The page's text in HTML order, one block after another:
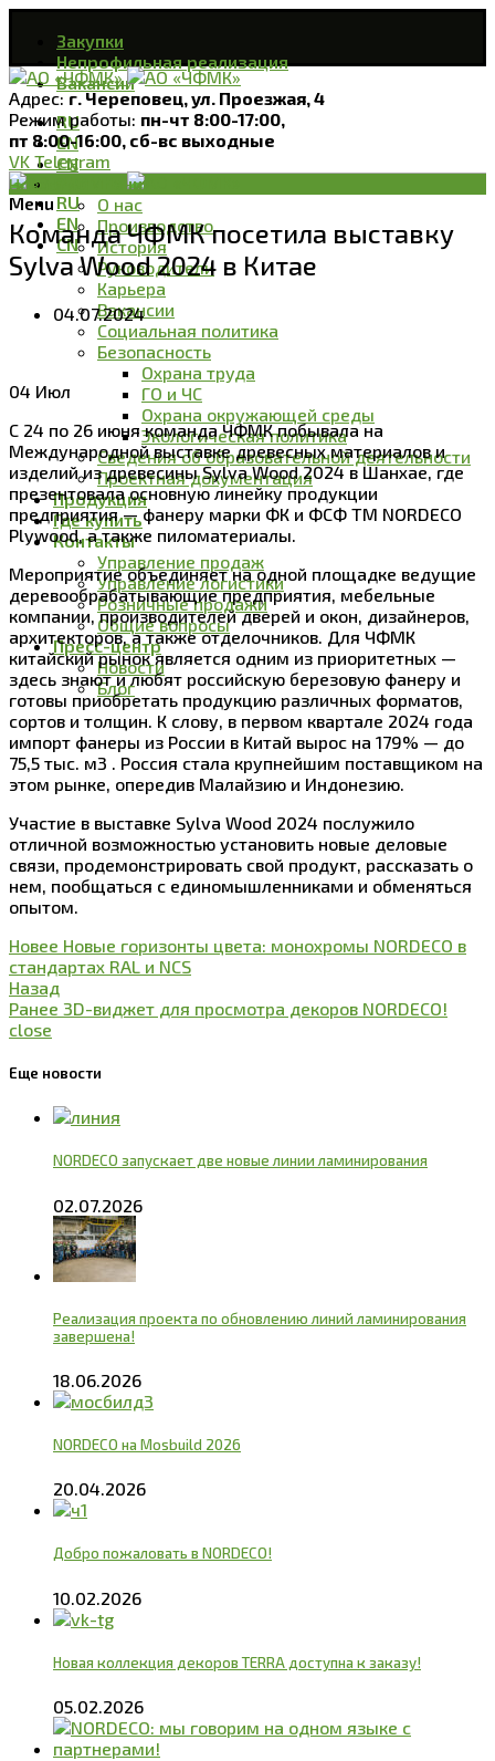
Закупки
Непрофильная реализация
Вакансии
RU
EN
CN
RU
EN
CN
Адрес:г. Череповец, ул. Проезжая, 4
Режим работы: пн-чт 8:00-17:00,
пт 8:00-16:00, сб-вс выходные
VK Telegram
Menu
О компании
О нас
Производство
История
Руководители
Карьера
Вакансии
Социальная политика
Безопасность
Охрана труда
ГО и ЧС
Охрана окружающей среды
Экологическая политика
Сведения об образовательной деятельности
Проектная документация
Продукция
Где купить
Контакты
Управление продаж
Управление логистики
Розничные продажи
Общие вопросы
Пресс-центр
Новости
Блог
Новости
Команда ЧФМК посетила выставку
Sylva Wood 2024 в Китае
04.07.2024
04 Июл
С 24 по 26 июня команда ЧФМК побывала на
Международной выставке древесных материалов и
изделий из древесины Sylva Wood 2024 в Шанхае, где
презентовала основную линейку продукции
предприятия — фанеру марки ФК и ФСФ ТМ NORDECO
Plywood, а также пиломатериалы.
Мероприятие объединяет на одной площадке ведущие
деревообрабатывающие предприятия, мебельные
компании, производителей дверей и окон, дизайнеров,
архитекторов, а также отделочников. Для ЧФМК
китайский рынок является одним из приоритетных —
здесь знают и любят российскую березовую фанеру и
готовы приобретать продукцию различных форматов,
сортов и толщин. К слову, в первом квартале 2024 года
импорт фанеры из России в Китай вырос на 179% — до
75,5 тыс. м3 . Россия стала крупнейшим поставщиком на
этом рынке, опередив Малайзию и Индонезию.
Участие в выставке Sylva Wood 2024 послужило
отличной возможностью установить новые деловые
связи, продемонстрировать свой продукт, рассказать о
нем, пообщаться с единомышленниками и обменяться
опытом.
Новее Новые горизонты цвета: монохромы NORDECO в
стандартах RAL и NCS
Назад
Ранее 3D-виджет для просмотра декоров NORDECO!
close
Еще новости
NORDECO запускает две новые линии ламинирования
02.07.2026
Реализация проекта по обновлению линий ламинирования
завершена!
18.06.2026
NORDECO на Mosbuild 2026
20.04.2026
Добро пожаловать в NORDECO!
10.02.2026
Новая коллекция декоров TERRA доступна к заказу!
05.02.2026